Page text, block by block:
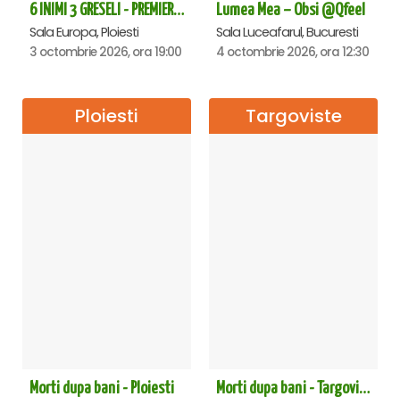
6 INIMI 3 GRESELI - PREMIERA - Ploiesti
Sala Europa, Ploiesti
3 octombrie 2026, ora 19:00
Lumea Mea – Obsi @Qfeel
Sala Luceafarul, Bucuresti
4 octombrie 2026, ora 12:30
Ploiesti
Morti dupa bani - Ploiesti
Targoviste
Morti dupa bani - Targoviste